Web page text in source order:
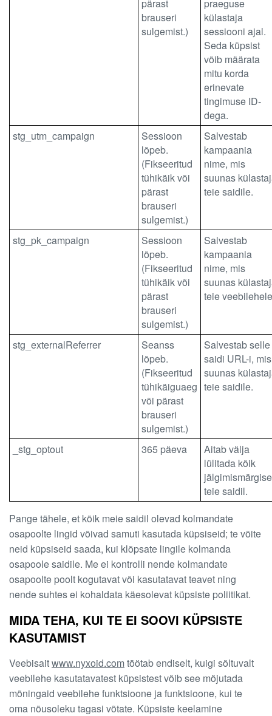
pärast
brauseri
sulgemist.)
praeguse
külastaja
sessiooni ajal.
Seda küpsist
võib määrata
mitu korda
erinevate
tingimuse ID-
dega.
stg_utm_campaign
Sessioon
lõpeb.
(Fikseeritud
tühikäik või
pärast
brauseri
sulgemist.)
Salvestab
kampaania
nime, mis
suunas
teie saidile.
stg_pk_campaign
Sessioon
lõpeb.
(Fikseeritud
tühikäik või
pärast
brauseri
sulgemist.)
Salvestab
kampaania
nime, mis
suunas
teie
stg_externalReferrer
Seanss
lõpeb.
(Fikseeritud
tühikäiguaeg
või pärast
brauseri
sulgemist.)
Salvestab selle
saidi URL-i, mis
suunas
teie saidile.
_stg_optout 365 päeva
Aitab välja
lülitada kõik
teie saidil.
Pange tähele, et kõik meie saidil olevad kolmandate
osapoolte lingid võivad samuti kasutada küpsiseid; te võite
neid küpsiseid saada, kui klõpsate lingile kolmanda
osapoole saidile. Me ei kontrolli nende kolmandate
osapoolte poolt kogutavat või kasutatavat teavet ning
nende suhtes ei kohaldata käesolevat küpsiste poliitikat.
MIDA TEHA, KUI TE EI SOOVI KÜPSISTE
KASUTAMIST
Veebisaitwww.nyxoid.comtöötab endiselt, kuigi sõltuvalt
veebilehe kasutatavatest küpsistest võib see mõjutada
mõningaid veebilehe funktsioone ja funktsioone, kui te
oma nõusoleku tagasi võtate. Küpsiste keelamine